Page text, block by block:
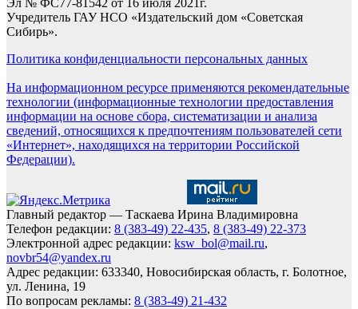
Эл № ФС77-81542 от 16 июля 2021г.
Учредитель ГАУ НСО «Издательский дом «Советская
Сибирь».
Политика конфиденциальности персональных данных
На информационном ресурсе применяются рекомендательные
технологии (информационные технологии предоставления
информации на основе сбора, систематизации и анализа
сведений, относящихся к предпочтениям пользователей сети
«Интернет», находящихся на территории Российской
Федерации).
Главный редактор — Таскаева Ирина Владимировна
Телефон редакции: 8 (383-49) 22-435, 8 (383-49) 22-373
Электронной адрес редакции: ksw_bol@mail.ru,
novbr54@yandex.ru
Адрес редакции: 633340, Новосибирская область, г. Болотное,
ул. Ленина, 19
По вопросам рекламы: 8 (383-49) 21-432